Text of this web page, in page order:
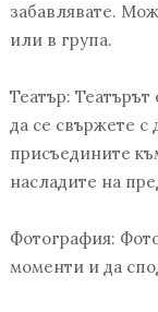
забавлявате.
или в група.
Театър:
да се свържете с
присъедините
насладите на
Фотография:
моменти и да